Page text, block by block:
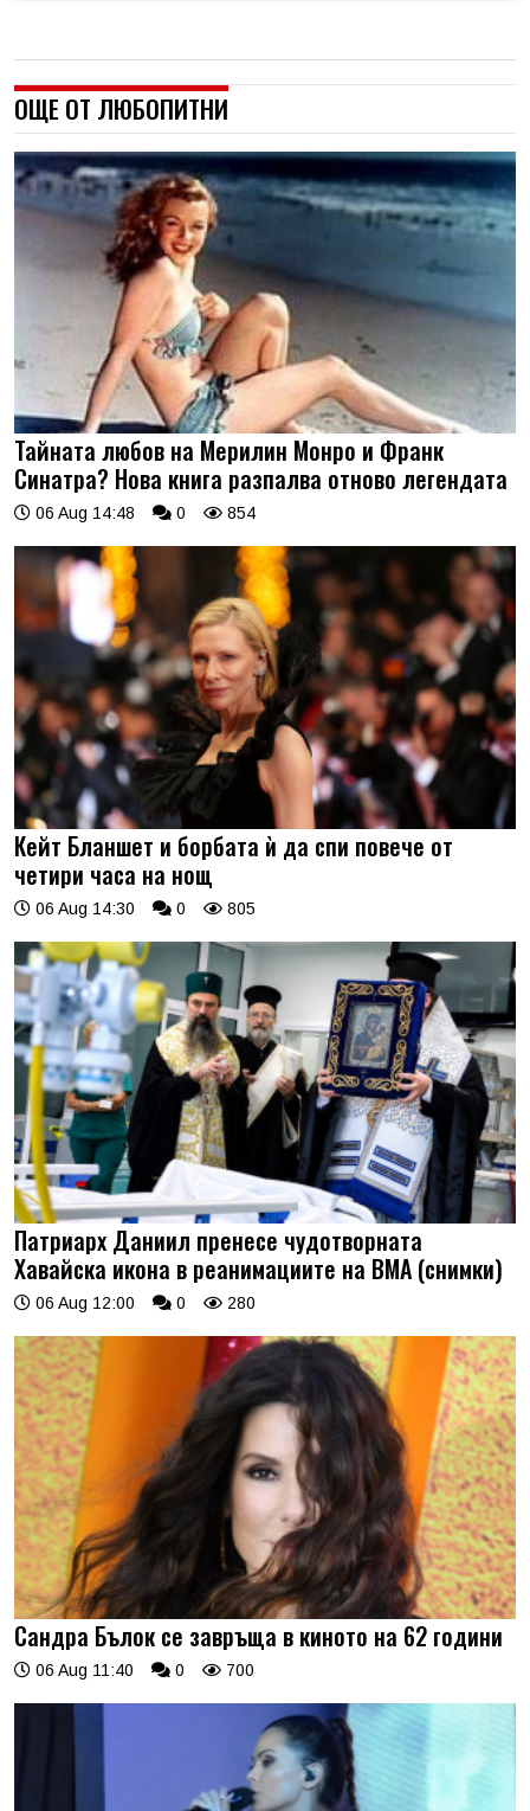
ОЩЕ ОТ ЛЮБОПИТНИ
Тайната любов на Мерилин Монро и Франк
Синатра? Нова книга разпалва отново легендата
06 Aug 14:48 0 854
Кейт Бланшет и борбата ѝ да спи повече от
четири часа на нощ
06 Aug 14:30 0 805
Патриарх Даниил пренесе чудотворната
Хавайска икона в реанимациите на ВМА (снимки)
06 Aug 12:00 0 280
Сандра Бълок се завръща в киното на 62 години
06 Aug 11:40 0 700